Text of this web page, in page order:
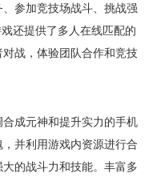
参加竞技场战斗、挑战强
还提供了多人在线匹配的
战，体验团队合作和竞技
成元神和提升实力的手机
并利用游戏内资源进行合
的战斗力和技能。丰富多